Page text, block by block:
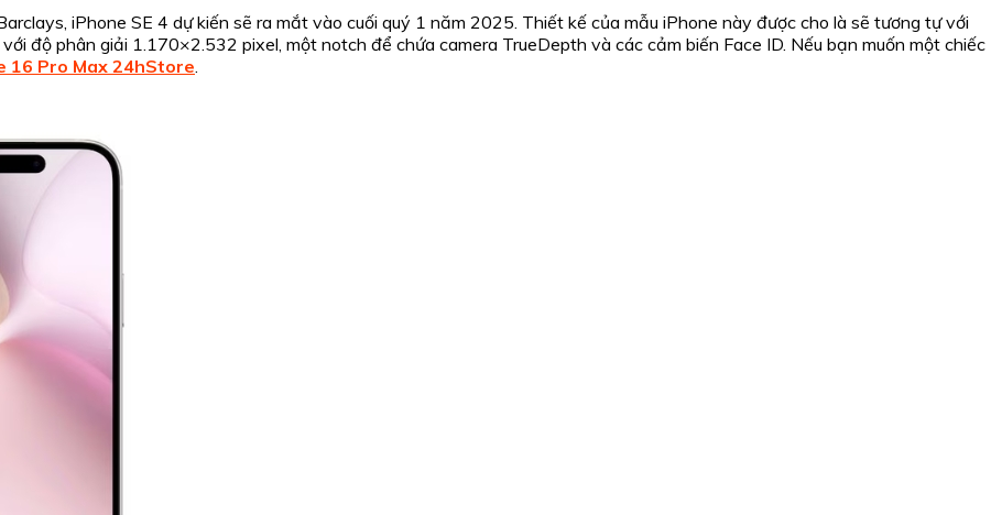
iPhone SE 4 dự kiến sẽ ra mắt vào cuối quý 1 năm 2025. Thiết kế của mẫu iPhone này được cho là sẽ tương tự với
độ phân giải 1.170×2.532 pixel, một notch để chứa camera TrueDepth và các cảm biến Face ID. Nếu bạn muốn một chiếc
16 Pro Max 24hStore.